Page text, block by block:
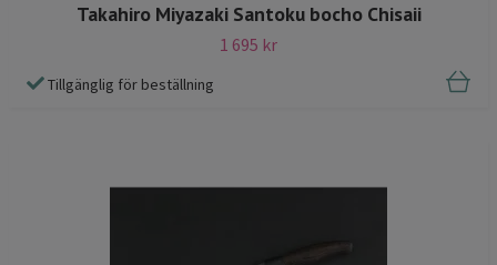
Takahiro Miyazaki Santoku bocho Chisaii
1 695 kr
Tillgänglig för beställning